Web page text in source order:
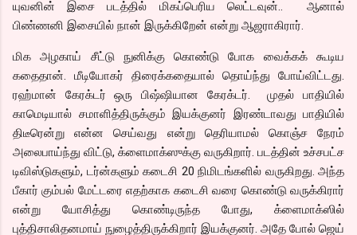
யுவனின் இசை படத்தில் மிகப்பெரிய லெட்டவுன்.. ஆனால்
பிண்ணனி இசையில் நான் இருக்கிறேன் என்று ஆஜராகிரார்.
மிக அழகாய் சீட்டு நுனிக்கு கொண்டு போக வைக்கக் கூடிய
கதைதான். மீடியோகர் திரைக்கதையால் தொய்ந்து போய்விட்டது.
ரஹ்மான் கேரக்டர் ஒரு பிஷ்ஷியான கேரக்டர். முதல் பாதியில்
காமெடியால் சமாளித்திருக்கும் இயக்குனர் இரண்டாவது பாதியில்
திடீரென்று என்ன செய்வது என்று தெரியாமல் கொஞ்ச நேரம்
அலைபாய்ந்து விட்டு, க்ளைமாக்ஸுக்கு வருகிறார். படத்தின் உச்சபட்ச
டிவிஸ்டுகளும், டர்ன்களும் கடைசி 20 நிமிடங்களில் வருகிறது. அந்த
பீகார் கும்பல் மேட்டரை எதற்காக கடைசி வரை கொண்டு வருக்கிரார்
என்று யோசித்து கொண்டிருந்த போது, க்ளைமாக்ஸில்
புத்திசாலிதனமாய் நுழைத்திருக்கிறார் இயக்குனர். அதே போல் ஜெய்